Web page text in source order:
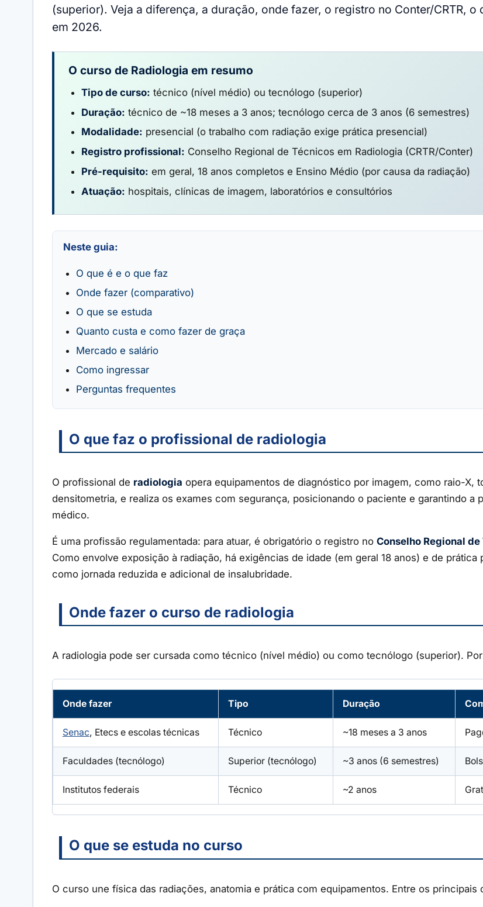
(superior). Veja a diferença, a duração, onde fazer, o registro no Conter/CRTR,
em 2026.
O curso de Radiologia em resumo
Tipo de curso: técnico (nível médio) ou tecnólogo (superior)
Duração: técnico de ~18 meses a 3 anos; tecnólogo cerca de 3 anos (6 semestres)
Modalidade: presencial (o trabalho com radiação exige prática presencial)
Registro profissional: Conselho Regional de Técnicos em Radiologia (CRTR/Conter)
Pré-requisito: em geral, 18 anos completos e Ensino Médio (por causa da radiação)
Atuação: hospitais, clínicas de imagem, laboratórios e consultórios
Neste guia:
O que é e o que faz
Onde fazer (comparativo)
O que se estuda
Quanto custa e como fazer de graça
Mercado e salário
Como ingressar
Perguntas frequentes
O que faz o profissional de radiologia
O profissional de radiologia opera equipamentos de diagnóstico por imagem, como raio-X,
densitometria, e realiza os exames com segurança, posicionando o paciente e garantindo
médico.
É uma profissão regulamentada: para atuar, é obrigatório o registro no Conselho Regional
Como envolve exposição à radiação, há exigências de idade (em geral 18 anos) e de
como jornada reduzida e adicional de insalubridade.
Onde fazer o curso de radiologia
A radiologia pode ser cursada como técnico (nível médio) ou como tecnólogo (superior).
Onde fazer Tipo Duração
Senac, Etecs e escolas técnicas Técnico ~18 meses a 3 anos
Faculdades (tecnólogo) Superior (tecnólogo) ~3 anos (6 semestres)
Institutos federais Técnico ~2 anos
O que se estuda no curso
O curso une física das radiações, anatomia e prática com equipamentos. Entre os principais